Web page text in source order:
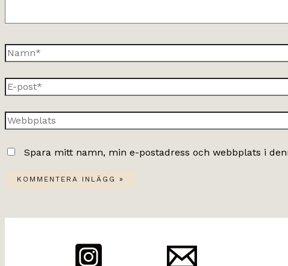
Namn*
E-
post*
Webbplats
Spara mitt namn, min e-postadress och webbplats i